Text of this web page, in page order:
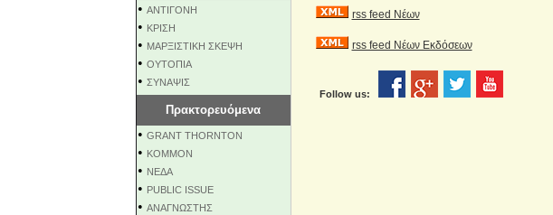
• ΑΝΤΙΓΟΝΗ
• ΚΡΙΣΗ
• ΜΑΡΞΙΣΤΙΚΗ ΣΚΕΨΗ
• ΟΥΤΟΠΙΑ
• ΣΥΝΑΨΙΣ
Πρακτορευόμενα
• GRANT THORNTON
• KOMMON
• NEΔΑ
• PUBLIC ISSUE
• ΑΝΑΓΝΩΣΤΗΣ
rss feed Νέων
rss feed Νέων Εκδόσεων
Follow us: